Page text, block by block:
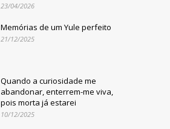
23/04/2026
Memórias de um Yule perfeito
21/12/2025
Quando a curiosidade me
abandonar, enterrem-me viva,
pois morta já estarei
10/12/2025